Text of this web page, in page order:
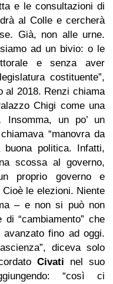
e le consultazioni di
al Colle e cercherà
Già, non alle urne.
ad un bivio: o le
e senza aver
costituente”,
al 2018. Renzi chiama
Chigi come una
Insomma, un po’ un
“manovra da
buona politica. Infatti,
scossa al governo,
proprio governo e
le elezioni. Niente
– e non si può non
“cambiamento” che
avanzato fino ad oggi.
diceva solo
Civati nel suo
“così ci